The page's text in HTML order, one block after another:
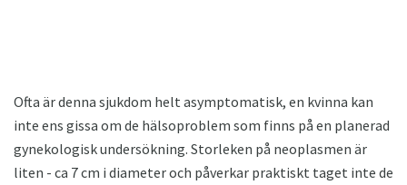
Ofta är denna sjukdom helt asymptomatisk, en kvinna kan
inte ens gissa om de hälsoproblem som finns på en planerad
gynekologisk undersökning. Storleken på neoplasmen är
liten - ca 7 cm i diameter och påverkar praktiskt taget inte de